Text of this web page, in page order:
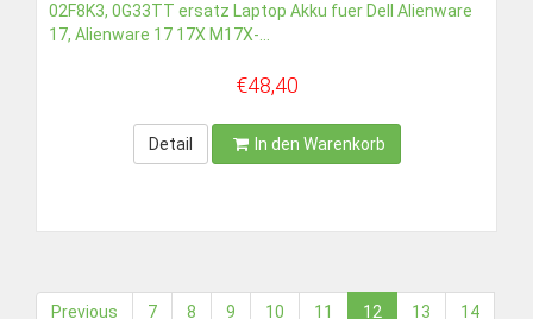
02F8K3, 0G33TT ersatz Laptop Akku fuer Dell Alienware
17, Alienware 17 17X M17X-...
€48,40
Detail In den Warenkorb
Previous 7 8 9 10 11 12 13 14